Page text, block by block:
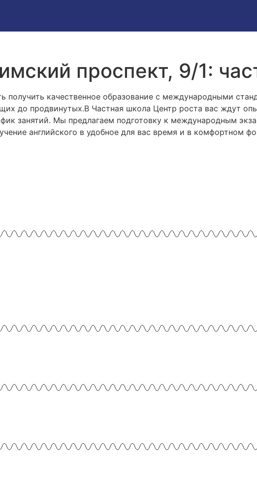
проспект, 9/1:
получить качественное образование с международными
до продвинутых.В Частная школа Центр роста вас ждут
занятий. Мы предлагаем подготовку к международным
английского в удобное для вас время и в комфортном